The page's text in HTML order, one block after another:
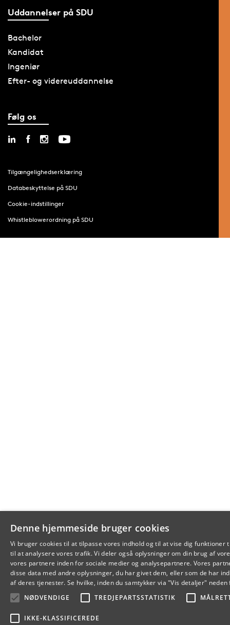
Uddannelser på SDU
Bachelor
Kandidat
Ingeniør
Efter- og videreuddannelse
Følg os
Tilgængelighedserklæring
Databeskyttelse på SDU
Cookie-indstillinger
Whistleblowerordning på SDU
Denne hjemmeside bruger cookies
Vi bruger cookies til at tilpasse vores indhold og til at vise dig funktioner
til at analysere vores trafik. Vi deler også oplysninger om din brug af
vores partnere inden for sociale medier og analysepartnere. Vores
disse data med andre oplysninger, du har givet dem, eller som de har
af deres tjenester. Se hvilke, inden du samtykker via "Vis detaljer" neden
NØDVENDIGE
TREDJEPARTSSTATISTIK
IKKE-KLASSIFICEREDE